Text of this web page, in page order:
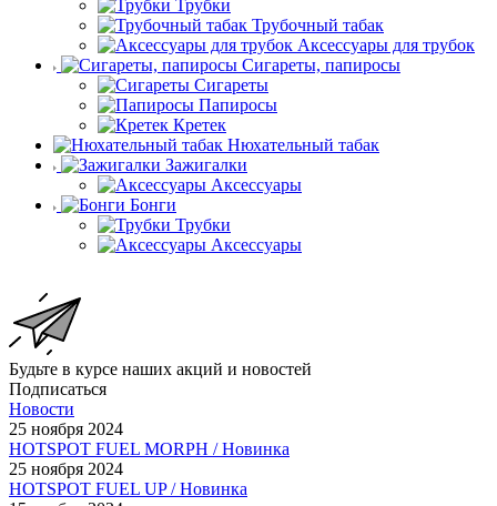
Трубки
Трубочный табак
Аксессуары для трубок
Сигареты, папиросы
Сигареты
Папиросы
Кретек
Нюхательный табак
Зажигалки
Аксессуары
Бонги
Трубки
Аксессуары
Будьте в курсе наших акций и новостей
Подписаться
Новости
25 ноября 2024
HOTSPOT FUEL MORPH / Новинка
25 ноября 2024
HOTSPOT FUEL UP / Новинка